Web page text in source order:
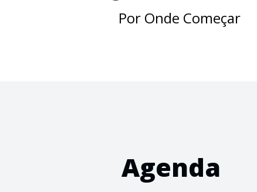
Por Onde Começar
Agenda